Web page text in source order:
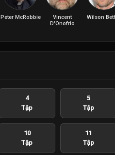
Peter McRobbie
Vincent
D'Onofrio
Wilson
4
Tập
5
Tập
10
Tập
11
Tập